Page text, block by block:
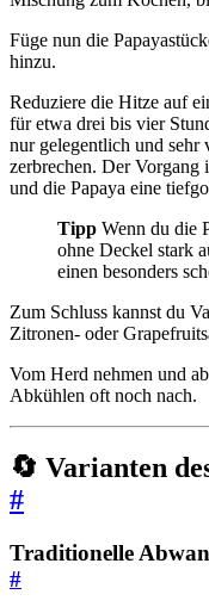
Füge nun die
hinzu.
Reduziere die Hitze auf
für etwa drei bis vier
nur gelegentlich und
zerbrechen. Der Vorgang
und die Papaya eine
Tipp Wenn du die
ohne Deckel stark
einen besonders
Zum Schluss kannst du
Zitronen- oder
Vom Herd nehmen und
Abkühlen oft noch nach.
🔄 Varianten
#
Traditionelle
#